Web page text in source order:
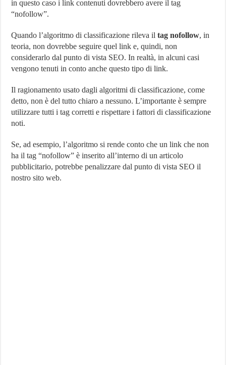
in questo caso i link contenuti dovrebbero avere il tag
“nofollow”.
Quando l’algoritmo di classificazione rileva iltag nofollow, in
teoria, non dovrebbe seguire quel link e, quindi, non
considerarlo dal punto di vista SEO. In realtà, in alcuni casi
vengono tenuti in conto anche questo tipo di link.
Il ragionamento usato dagli algoritmi di classificazione, come
detto, non è del tutto chiaro a nessuno. L’importante è sempre
utilizzare tutti i tag corretti e rispettare i fattori di classificazione
noti.
Se, ad esempio, l’algoritmo si rende conto che un link che non
ha il tag “nofollow” è inserito all’interno di un articolo
pubblicitario, potrebbe penalizzare dal punto di vista SEO il
nostro sito web.